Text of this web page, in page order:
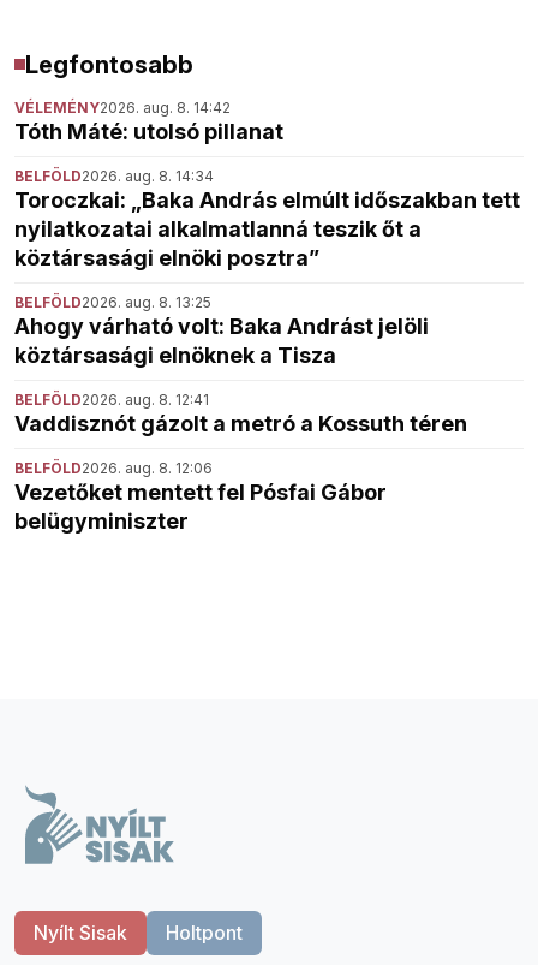
Legfontosabb
VÉLEMÉNY2026. aug. 8. 14:42
Tóth Máté: utolsó pillanat
BELFÖLD2026. aug. 8. 14:34
Toroczkai: „Baka András elmúlt időszakban tett
nyilatkozatai alkalmatlanná teszik őt a
köztársasági elnöki posztra”
BELFÖLD2026. aug. 8. 13:25
Ahogy várható volt: Baka Andrást jelöli
köztársasági elnöknek a Tisza
BELFÖLD2026. aug. 8. 12:41
Vaddisznót gázolt a metró a Kossuth téren
BELFÖLD2026. aug. 8. 12:06
Vezetőket mentett fel Pósfai Gábor
belügyminiszter
Nyílt Sisak Holtpont